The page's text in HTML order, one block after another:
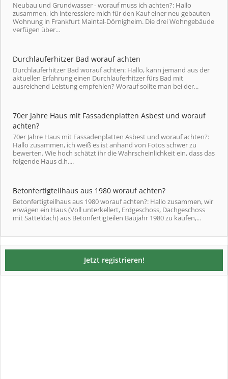
Neubau und Grundwasser - worauf muss ich achten?: Hallo
zusammen, ich interessiere mich für den Kauf einer neu gebauten
Wohnung in Frankfurt Maintal-Dörnigheim. Die drei Wohngebäude
verfügen über...
Durchlauferhitzer Bad worauf achten
Durchlauferhitzer Bad worauf achten: Hallo, kann jemand aus der
aktuellen Erfahrung einen Durchlauferhitzer fürs Bad mit
ausreichend Leistung empfehlen? Worauf sollte man bei der...
70er Jahre Haus mit Fassadenplatten Asbest und worauf
achten?
70er Jahre Haus mit Fassadenplatten Asbest und worauf achten?:
Hallo zusammen, ich weiß es ist anhand von Fotos schwer zu
bewerten. Wie hoch schätzt ihr die Wahrscheinlichkeit ein, dass das
folgende Haus d.h....
Betonfertigteilhaus aus 1980 worauf achten?
Betonfertigteilhaus aus 1980 worauf achten?: Hallo zusammen, wir
erwägen ein Haus (Voll unterkellert, Erdgeschoss, Dachgeschoss
mit Satteldach) aus Betonfertigteilen Baujahr 1980 zu kaufen,...
Jetzt registrieren!